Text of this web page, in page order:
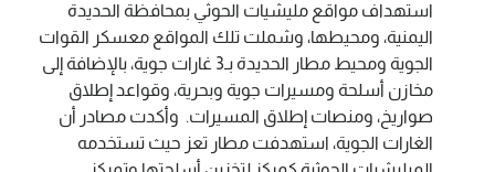
استهداف مواقع مليشيات الحوثي بمحافظة الحديدة
اليمنية، ومحيطها، وشملت تلك المواقع معسكر القوات
الجوية ومحيط مطار الحديدة بـ3 غارات جوية، بالإضافة إلى
مخازن أسلحة ومسيرات جوية وبحرية، وقواعد إطلاق
صواريخ، ومنصات إطلاق المسيرات. وأكدت مصادر أن
الغارات الجوية، استهدفت مطار تعز حيث تستخدمه